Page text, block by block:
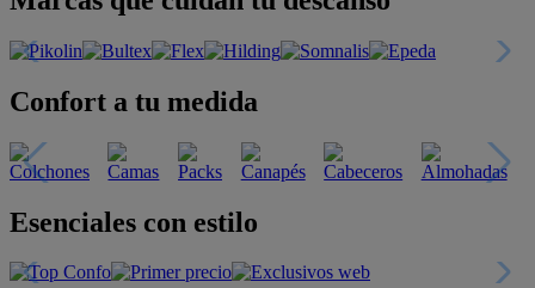
Confort a tu medida
Esenciales con estilo